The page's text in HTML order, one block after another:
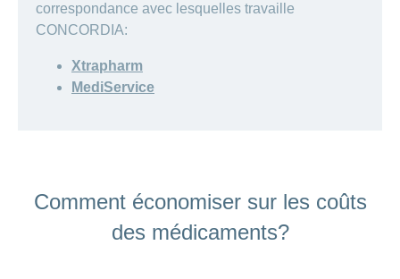
correspondance avec lesquelles travaille
CONCORDIA:
Xtrapharm
MediService
Comment économiser sur les coûts
des médicaments?